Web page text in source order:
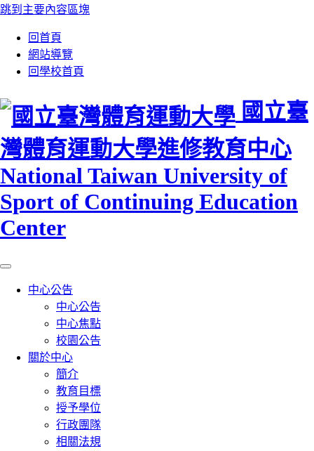
跳到主要內容區塊
回首頁
網站導覽
回學校首頁
國立臺
灣體育運動大學進修教育中心
National Taiwan University of
Sport of Continuing Education
Center
中心公告
中心公告
中心焦點
校園公告
關於中心
簡介
教育目標
授予學位
行政團隊
相關法規